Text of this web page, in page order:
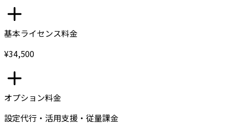
基本ライセンス料金
¥34,500
オプション料金
設定代行・活用支援・従量課金